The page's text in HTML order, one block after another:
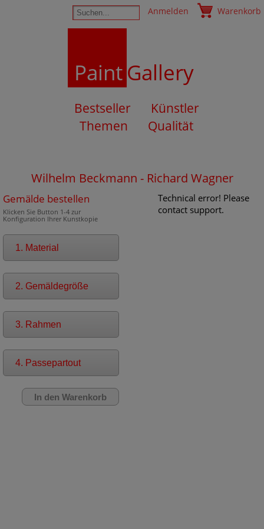
Anmelden Warenkorb
PaintGallery
Bestseller
Künstler
Themen
Qualität
Wilhelm Beckmann - Richard Wagner
Gemälde bestellen
Klicken Sie Button 1-4 zur
Konfiguration Ihrer Kunstkopie
1. Material
2. Gemäldegröße
3. Rahmen
4. Passepartout
Technical error! Please
contact support.